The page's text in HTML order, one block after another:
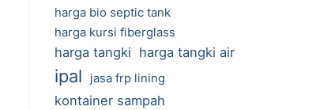
harga bio septic tank
harga kursi fiberglass
harga tangki harga tangki air
ipal jasa frp lining
kontainer sampah